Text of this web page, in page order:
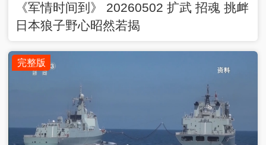
《军情时间到》 20260502 扩武 招魂 挑衅
日本狼子野心昭然若揭
完整版